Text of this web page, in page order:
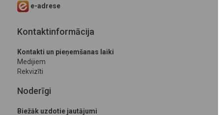
e-adrese
Kontaktinformācija
Kontakti un pieņemšanas laiki
Medijiem
Rekvizīti
Noderīgi
Biežāk uzdotie jautājumi